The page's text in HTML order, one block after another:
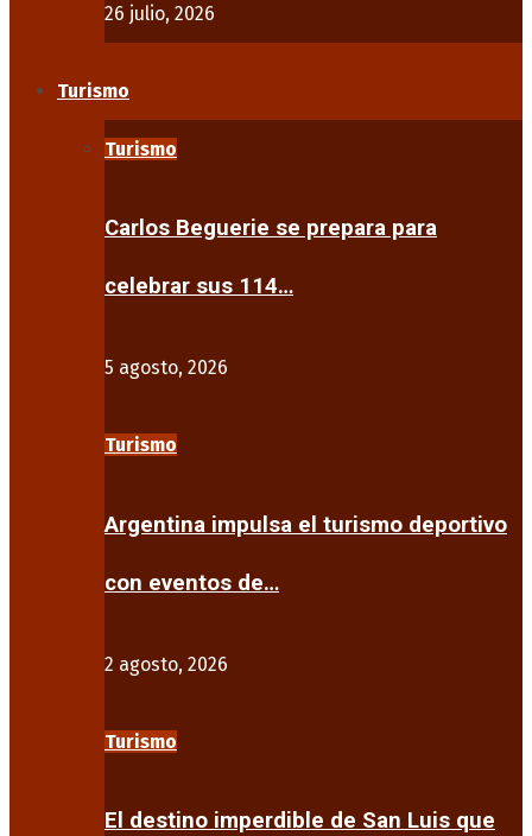
26 julio, 2026
Turismo
Turismo
Carlos Beguerie se prepara para
celebrar sus 114…
5 agosto, 2026
Turismo
Argentina impulsa el turismo deportivo
con eventos de…
2 agosto, 2026
Turismo
El destino imperdible de San Luis que